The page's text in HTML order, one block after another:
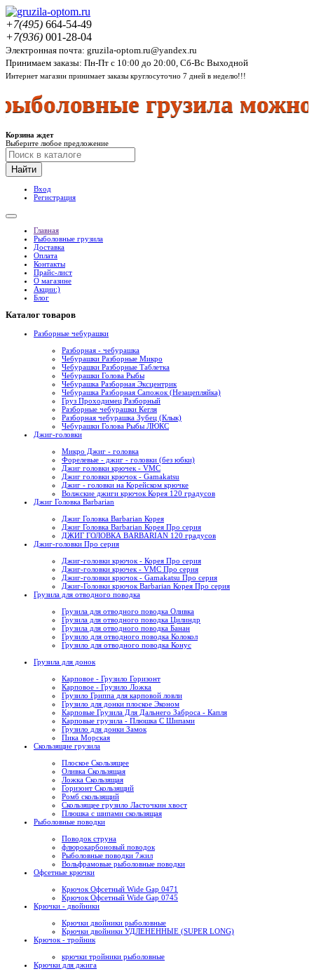
+7(495) 664-54-49
+7(936) 001-28-04
Электронная почта: gruzila-optom.ru@yandex.ru
Принимаем заказы: Пн-Пт с 10:00 до 20:00, Сб-Вс Выходной
Интернет магазин принимает заказы круглосуточно 7 дней в неделю!!!
грузила можно
Корзина ждет
Выберите любое предложение
Найти
Вход
Регистрация
Главная
Рыболовные грузила
Доставка
Оплата
Контакты
Прайс-лист
О магазине
Акции:)
Блог
Каталог товаров
Разборные чебурашки
Разборная - чебурашка
Чебурашки Разборные Микро
Чебурашки Разборные Таблетка
Чебурашки Голова Рыбы
Чебурашка Разборная Эксцентрик
Чебурашка Разборная Сапожок (Незацепляйка)
Груз Проходимец Разборный
Разборные чебурашки Кегля
Разборная чебурашка Зубец (Клык)
Чебурашки Голова Рыбы ЛЮКС
Джиг-головки
Микро Джиг - головка
Форелевые - джиг - головки (без юбки)
Джиг головки крючек - VMC
Джиг головки крючок - Gamakatsu
Джиг - головки на Корейском крючке
Волжские джиги крючок Корея 120 градусов
Джиг Головка Barbarian
Джиг Головка Barbarian Корея
Джиг Головка Barbarian Корея Про серия
ДЖИГ ГОЛОВКА BARBARIAN 120 градусов
Джиг-головки Про серия
Джиг-головки крючок - Корея Про серия
Джиг-головки крючек - VMC Про серия
Джиг-головки крючок - Gamakatsu Про серия
Джиг-Головки крючок Barbarian Корея Про серия
Грузила для отводного поводка
Грузила для отводного поводка Оливка
Грузила для отводного поводка Цилиндр
Грузила для отводного поводка Банан
Грузило для отводного поводка Колокол
Грузило для отводного поводка Конус
Грузила для донок
Карповое - Грузило Горизонт
Карповое - Грузило Ложка
Грузило Гриппа для карповой ловли
Грузило для донки плоское Эконом
Карповые Грузила Для Дальнего Заброса - Капля
Карповые грузила - Плюшка С Шипами
Грузило для донки Замок
Пика Морская
Скользящие грузила
Плоское Скользящее
Оливка Скользящая
Ложка Скользящая
Горизонт Скользящий
Ромб скользящий
Скользящее грузило Ласточкин хвост
Плюшка с шипами скользящая
Рыболовные поводки
Поводок струна
флюрокарбоновый поводок
Рыболовные поводки 7жил
Вольфрамовые рыболовные поводки
Офсетные крючки
Крючок Офсетный Wide Gap 0471
Крючок Офсетный Wide Gap 0745
Крючки - двойники
Крючки двойники рыболовные
Крючки двойники УДЛЕНЕННЫЕ (SUPER LONG)
Крючок - тройник
крючки тройники рыболовные
Крючки для джига